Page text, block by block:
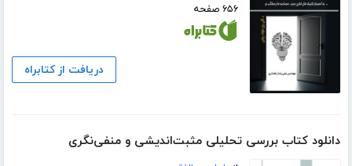
۶۵۶ صفحه
دریافت از کتابراه
دانلود کتاب بررسی تحلیلی مثبت‌اندیشی و منفی‌نگری